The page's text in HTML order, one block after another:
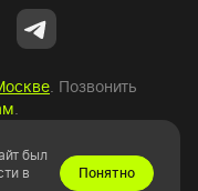
. Позвонить
был
в
Понятно